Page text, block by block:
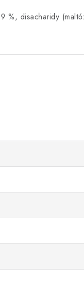
%, disacharidy